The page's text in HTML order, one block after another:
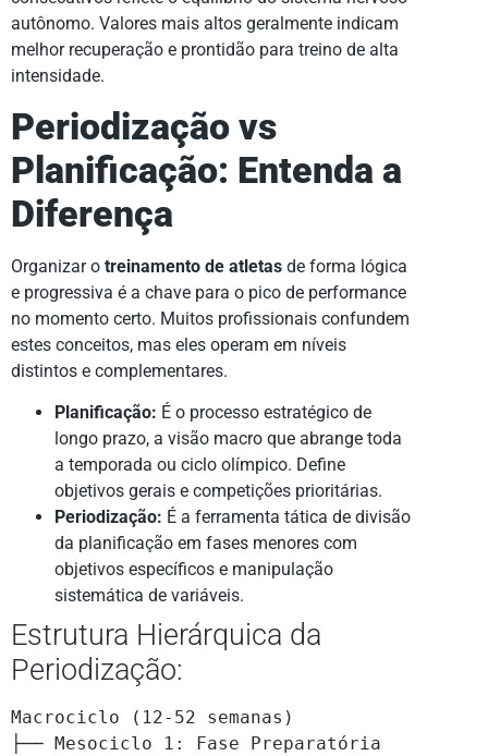
autônomo. Valores mais altos geralmente indicam
melhor recuperação e prontidão para treino de alta
intensidade.
Periodização vs
Planificação: Entenda a
Diferença
Organizar o treinamento de atletas de forma lógica
e progressiva é a chave para o pico de performance
no momento certo. Muitos profissionais confundem
estes conceitos, mas eles operam em níveis
distintos e complementares.
Planificação: É o processo estratégico de
longo prazo, a visão macro que abrange toda
a temporada ou ciclo olímpico. Define
objetivos gerais e competições prioritárias.
Periodização: É a ferramenta tática de divisão
da planificação em fases menores com
objetivos específicos e manipulação
sistemática de variáveis.
Estrutura Hierárquica da
Periodização:
Macrociclo (12-52 semanas)
├── Mesociclo 1: Fase Preparatória